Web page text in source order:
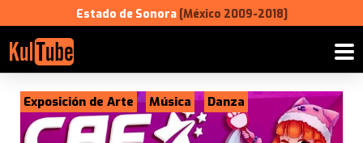
Estado de Sonora [México 2009-2018]
Exposición de Arte Música Danza